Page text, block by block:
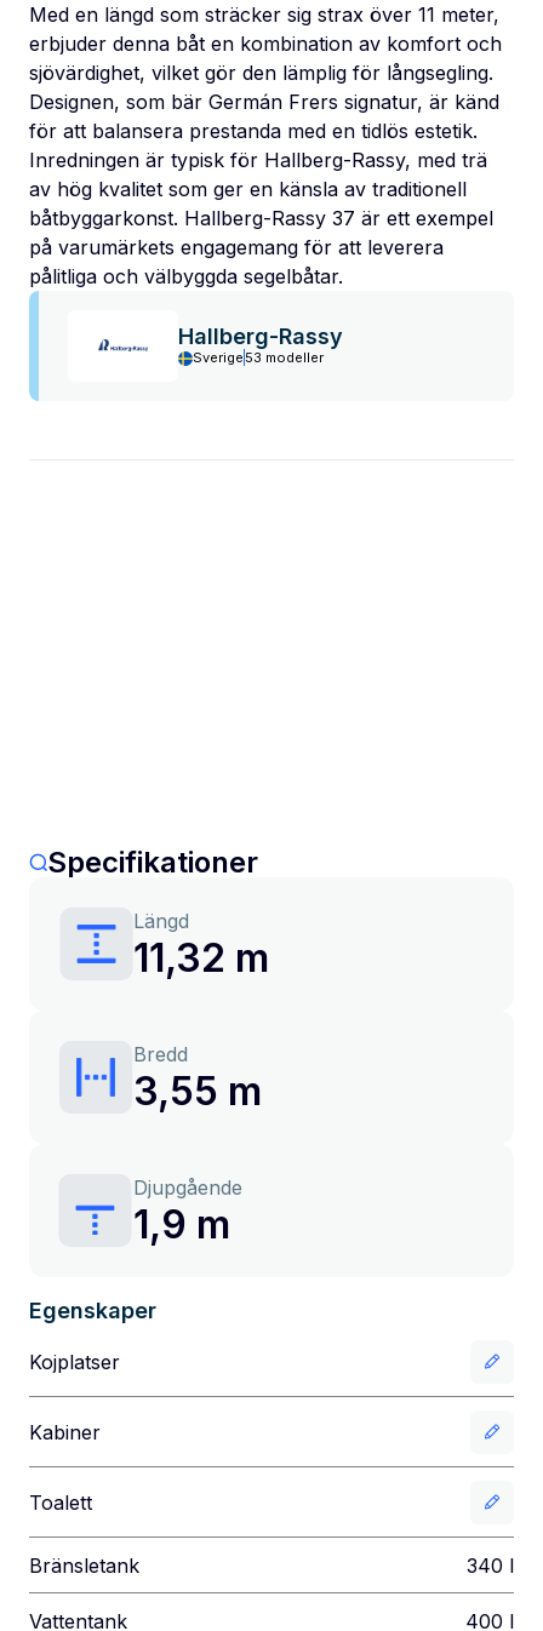
Med en längd som sträcker sig strax över 11 meter,
erbjuder denna båt en kombination av komfort och
sjövärdighet, vilket gör den lämplig för långsegling.
Designen, som bär Germán Frers signatur, är känd
för att balansera prestanda med en tidlös estetik.
Inredningen är typisk för Hallberg-Rassy, med trä
av hög kvalitet som ger en känsla av traditionell
båtbyggarkonst. Hallberg-Rassy 37 är ett exempel
på varumärkets engagemang för att leverera
pålitliga och välbyggda segelbåtar.
Hallberg-Rassy
Sverige 53 modeller
Specifikationer
Längd
11,32 m
Bredd
3,55 m
Djupgående
1,9 m
Egenskaper
Kojplatser
Kabiner
Toalett
Bränsletank 340 l
Vattentank 400 l